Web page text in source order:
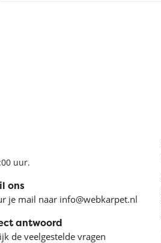
uur.
ons
je mail naar info@webkarpet.nl
antwoord
de veelgestelde vragen